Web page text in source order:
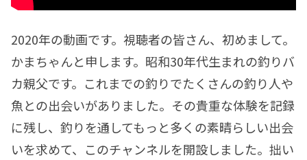
2020年の動画です。視聴者の皆さん、初めまして。
かまちゃんと申します。昭和30年代生まれの釣りバ
カ親父です。これまでの釣りでたくさんの釣り人や
魚との出会いがありました。その貴重な体験を記録
に残し、釣りを通してもっと多くの素晴らしい出会
いを求めて、このチャンネルを開設しました。拙い